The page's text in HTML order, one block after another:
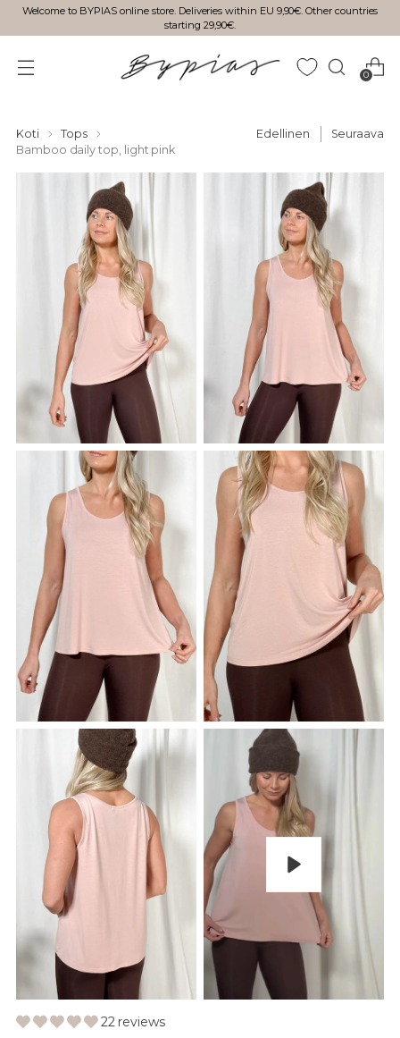
Welcome to BYPIAS online store. Deliveries within EU 9,90€. Other countries
starting 29,90€.
0
Koti
Tops
Bamboo daily top, light pink
Edellinen Seuraava
Play
22 reviews